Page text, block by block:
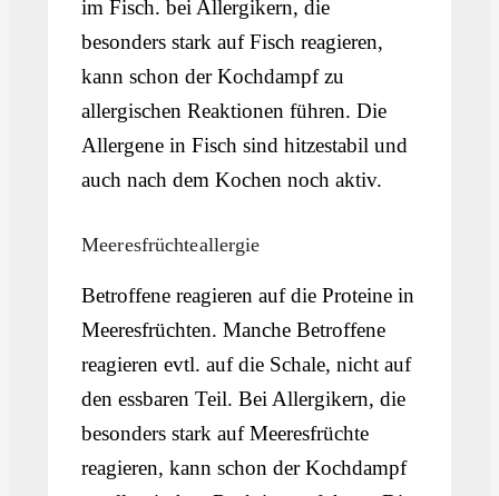
im Fisch. bei Allergikern, die
besonders stark auf Fisch reagieren,
kann schon der Kochdampf zu
allergischen Reaktionen führen. Die
Allergene in Fisch sind hitzestabil und
auch nach dem Kochen noch aktiv.
Meeresfrüchteallergie
Betroffene reagieren auf die Proteine in
Meeresfrüchten. Manche Betroffene
reagieren evtl. auf die Schale, nicht auf
den essbaren Teil. Bei Allergikern, die
besonders stark auf Meeresfrüchte
reagieren, kann schon der Kochdampf